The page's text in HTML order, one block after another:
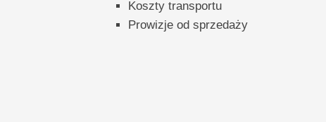
Koszty transportu
Prowizje od sprzedaży